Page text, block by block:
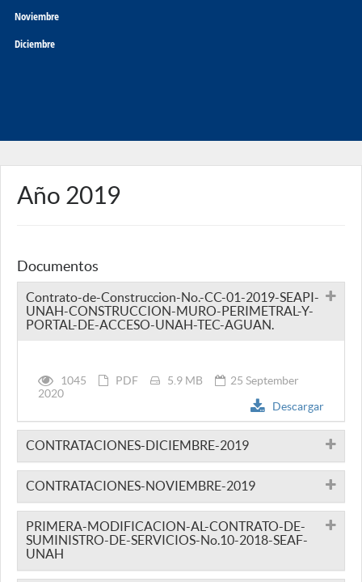
Noviembre
Diciembre
Año 2019
Documentos
Contrato-de-Construccion-No.-CC-01-2019-SEAPI-
UNAH-CONSTRUCCION-MURO-PERIMETRAL-Y-
PORTAL-DE-ACCESO-UNAH-TEC-AGUAN.
1045 PDF 5.9 MB
25 September
2020
Descargar
CONTRATACIONES-DICIEMBRE-2019
CONTRATACIONES-NOVIEMBRE-2019
PRIMERA-MODIFICACION-AL-CONTRATO-DE-
SUMINISTRO-DE-SERVICIOS-No.10-2018-SEAF-
UNAH